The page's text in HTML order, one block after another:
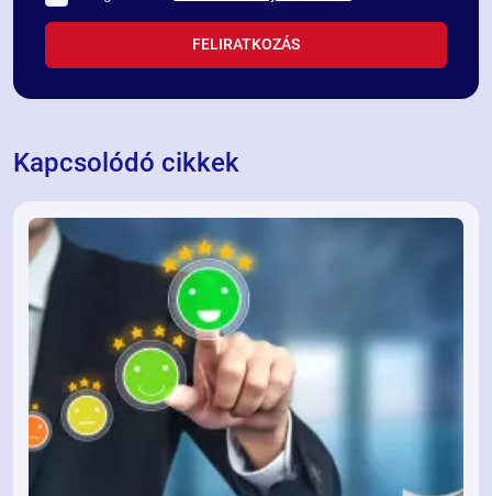
FELIRATKOZÁS
Kapcsolódó cikkek